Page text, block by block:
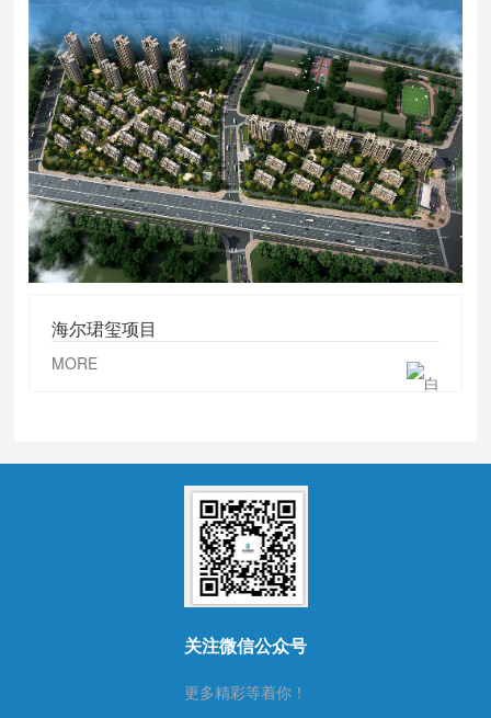
海尔珺玺项目
MORE
关注微信公众号
更多精彩等着你！